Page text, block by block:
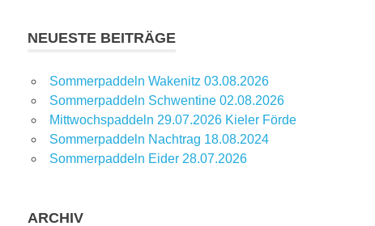
NEUESTE BEITRÄGE
Sommerpaddeln Wakenitz 03.08.2026
Sommerpaddeln Schwentine 02.08.2026
Mittwochspaddeln 29.07.2026 Kieler Förde
Sommerpaddeln Nachtrag 18.08.2024
Sommerpaddeln Eider 28.07.2026
ARCHIV